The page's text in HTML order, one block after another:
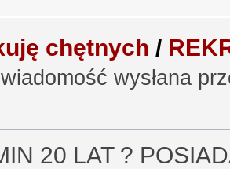
chętnych /
wysłana
20 LAT ?